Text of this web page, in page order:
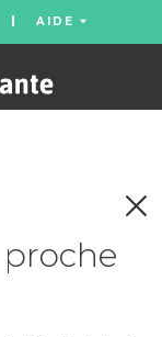
AIDE